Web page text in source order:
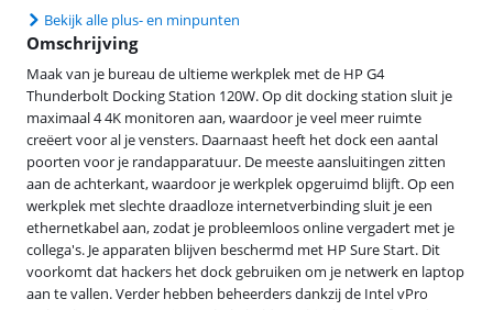
Bekijk alle plus- en minpunten
Omschrijving
Maak van je bureau de ultieme werkplek met de HP G4
Thunderbolt Docking Station 120W. Op dit docking station sluit je
maximaal 4 4K monitoren aan, waardoor je veel meer ruimte
creëert voor al je vensters. Daarnaast heeft het dock een aantal
poorten voor je randapparatuur. De meeste aansluitingen zitten
aan de achterkant, waardoor je werkplek opgeruimd blijft. Op een
werkplek met slechte draadloze internetverbinding sluit je een
ethernetkabel aan, zodat je probleemloos online vergadert met je
collega's. Je apparaten blijven beschermd met HP Sure Start. Dit
voorkomt dat hackers het dock gebruiken om je netwerk en laptop
aan te vallen. Verder hebben beheerders dankzij de Intel vPro